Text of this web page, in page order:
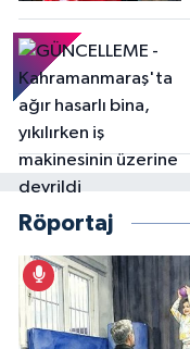
Röportaj